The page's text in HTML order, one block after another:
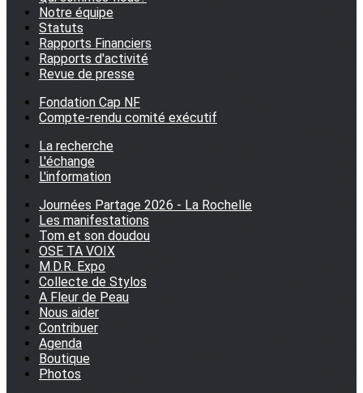
Notre équipe
Statuts
Rapports Financiers
Rapports d'activité
Revue de presse
Fondation Cap NF
Compte-rendu comité exécutif
La recherche
L'échange
L'information
Journées Partage 2026 - La Rochelle
Les manifestations
Tom et son doudou
OSE TA VOIX
M.D.R. Expo
Collecte de Stylos
A Fleur de Peau
Nous aider
Contribuer
Agenda
Boutique
Photos